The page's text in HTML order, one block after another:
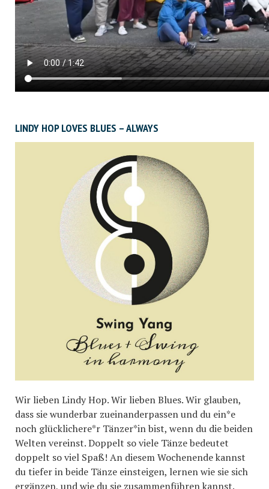
LINDY HOP LOVES BLUES – ALWAYS
Wir lieben Lindy Hop. Wir lieben Blues. Wir glauben,
dass sie wunderbar zueinanderpassen und du ein*e
noch glücklichere*r Tänzer*in bist, wenn du die beiden
Welten vereinst. Doppelt so viele Tänze bedeutet
doppelt so viel Spaß! An diesem Wochenende kannst
du tiefer in beide Tänze einsteigen, lernen wie sie sich
ergänzen, und wie du sie zusammenführen kannst.